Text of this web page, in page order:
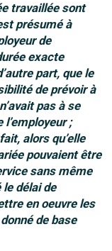
travaillée sont
présumé à
de
exacte
part, que le
de prévoir à
pas à se
;
alors qu’elle
pouvaient être
sans même
délai de
en oeuvre les
de base